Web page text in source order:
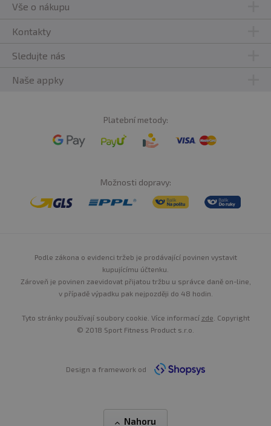
Vše o nákupu
Kontakty
Sledujte nás
Naše appky
Platební metody:
Možnosti dopravy:
Podle zákona o evidenci tržeb je prodávající povinen vystavit
kupujícímu účtenku.
Zároveň je povinen zaevidovat přijatou tržbu u správce daně on-line,
v případě výpadku pak nejpozději do 48 hodin.
Tyto stránky používají soubory cookie. Více informací zde . Copyright
© 2018 Sport Fitness Product s.r.o.
Design a framework od
Nahoru